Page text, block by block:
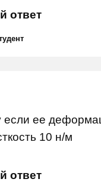
ответ
если ее
10 н/м
ответ